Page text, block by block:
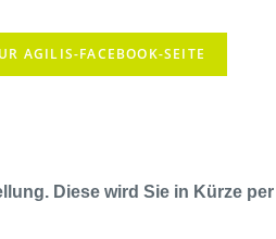
AGILIS-FACEBOOK-SEITE
Diese wird Sie in Kürze per